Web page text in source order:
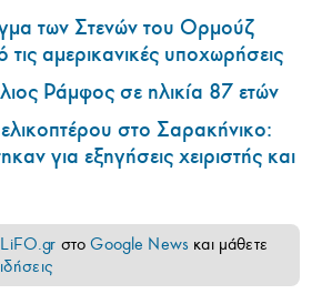
των Στενών του Ορμούζ
τις αμερικανικές υποχωρήσεις
Ράμφος σε ηλικία 87 ετών
στο Σαρακήνικο:
για εξηγήσεις χειριστής και
LiFO.gr στοGoogle News και μάθετε